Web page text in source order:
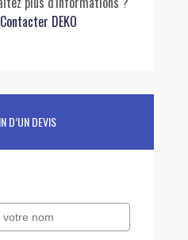
Contacter DEKO
D’UN DEVIS